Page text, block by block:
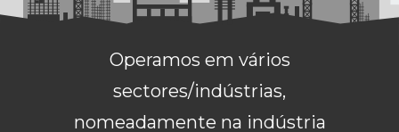
Operamos em vários
sectores/indústrias,
nomeadamente na indústria